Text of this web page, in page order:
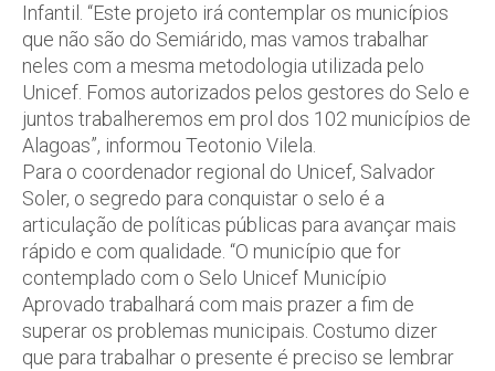
Infantil. “Este projeto irá contemplar os municípios
que não são do Semiárido, mas vamos trabalhar
neles com a mesma metodologia utilizada pelo
Unicef. Fomos autorizados pelos gestores do Selo e
juntos trabalheremos em prol dos 102 municípios de
Alagoas”, informou Teotonio Vilela.
Para o coordenador regional do Unicef, Salvador
Soler, o segredo para conquistar o selo é a
articulação de políticas públicas para avançar mais
rápido e com qualidade. “O município que for
contemplado com o Selo Unicef Município
Aprovado trabalhará com mais prazer a fim de
superar os problemas municipais. Costumo dizer
que para trabalhar o presente é preciso se lembrar